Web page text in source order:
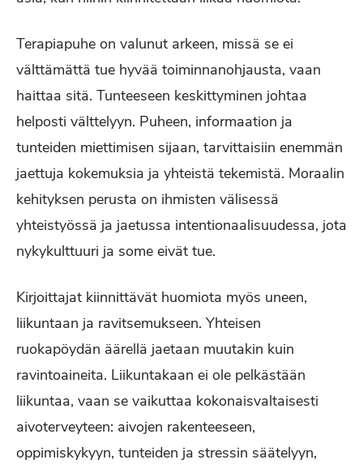
Terapiapuhe on valunut arkeen, missä se ei
välttämättä tue hyvää toiminnanohjausta, vaan
haittaa sitä. Tunteeseen keskittyminen johtaa
helposti välttelyyn. Puheen, informaation ja
tunteiden miettimisen sijaan, tarvittaisiin enemmän
jaettuja kokemuksia ja yhteistä tekemistä. Moraalin
kehityksen perusta on ihmisten välisessä
yhteistyössä ja jaetussa intentionaalisuudessa, jota
nykykulttuuri ja some eivät tue.
Kirjoittajat kiinnittävät huomiota myös uneen,
liikuntaan ja ravitsemukseen. Yhteisen
ruokapöydän äärellä jaetaan muutakin kuin
ravintoaineita. Liikuntakaan ei ole pelkästään
liikuntaa, vaan se vaikuttaa kokonaisvaltaisesti
aivoterveyteen: aivojen rakenteeseen,
oppimiskykyyn, tunteiden ja stressin säätelyyn,